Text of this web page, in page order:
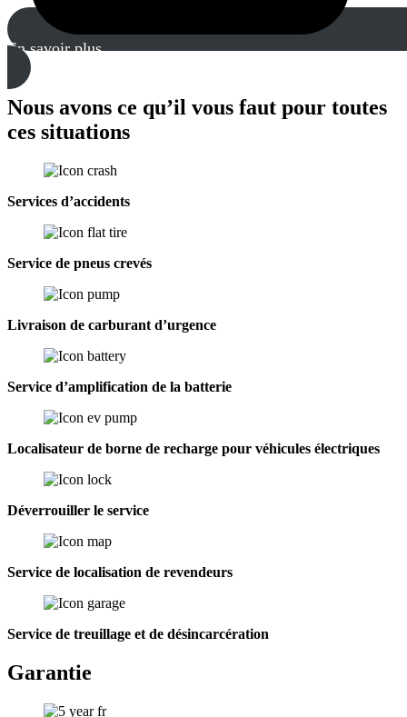
En savoir plus
Nous avons ce qu’il vous faut pour toutes
ces situations
Services d’accidents
Service de pneus crevés
Livraison de carburant d’urgence
Service d’amplification de la batterie
Localisateur de borne de recharge pour véhicules électriques
Déverrouiller le service
Service de localisation de revendeurs
Service de treuillage et de désincarcération
Garantie